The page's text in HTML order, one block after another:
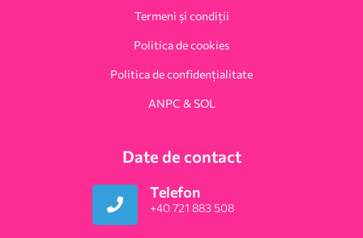
Termeni și condiții
Politica de cookies
Politica de confidențialitate
ANPC & SOL
Date de contact
Telefon
+40 721 883 508